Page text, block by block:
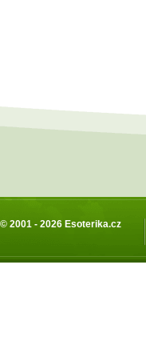
© 2001 - 2026 Esoterika.cz